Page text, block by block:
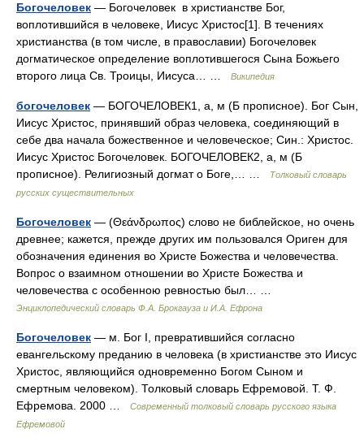
Богочеловек — Богочеловек в христианстве Бог,
воплотившийся в человеке, Иисус Христос[1]. В течениях
христианства (в том числе, в православии) Богочеловек
догматическое определение воплотившегося Сына Божьего
второго лица Св. Троицы, Иисуса… …
Википедия
богочеловек — БОГОЧЕЛОВЕК1, а, м (Б прописное). Бог Сын,
Иисус Христос, принявший образ человека, соединяющий в
себе два начала божественное и человеческое; Син.: Христос.
Иисус Христос Богочеловек. БОГОЧЕЛОВЕК2, а, м (Б
прописное). Религиозный догмат о Боге,… …
Толковый словарь
русских существительных
Богочеловек — (Θεάνδρωπος) слово не библейское, но очень
древнее; кажется, прежде других им пользовался Ориген для
обозначения единения во Христе Божества и человечества.
Вопрос о взаимном отношении во Христе Божества и
человечества с особенною ревностью был… …
Энциклопедический словарь Ф.А. Брокгауза и И.А. Ефрона
Богочеловек — м. Бог I, превратившийся согласно
евангельскому преданию в человека (в христианстве это Иисус
Христос, являющийся одновременно Богом Сыном и
смертным человеком). Толковый словарь Ефремовой. Т. Ф.
Ефремова. 2000 …
Современный толковый словарь русского языка
Ефремовой